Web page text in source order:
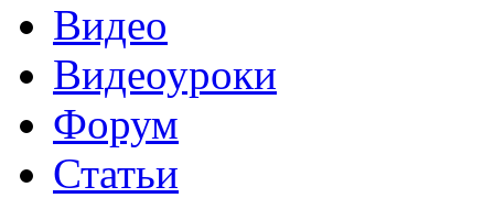
Видео
Видеоуроки
Форум
Статьи